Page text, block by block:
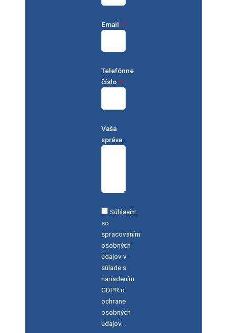
Email
Telefónne
číslo
Vaša
správa
Súhlasím
so
spracovaním
osobných
údajov v
súlade s
nariadením
GDPR o
ochrane
osobných
údajov.